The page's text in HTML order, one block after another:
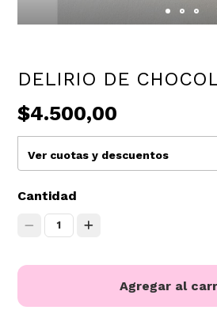
DELIRIO DE
$4.500,00
Ver cuotas y descuentos
Cantidad
1
Agregar al